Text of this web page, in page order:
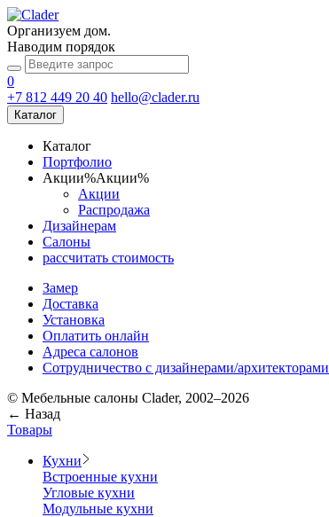
Организуем дом.
Наводим порядок
0
+7 812 449 20 40 hello@clader.ru
Каталог
Каталог
Портфолио
Акции%Акции%
Акции
Распродажа
Дизайнерам
Салоны
рассчитать стоимость
Замер
Доставка
Установка
Оплатить онлайн
Адреса салонов
Сотрудничество с дизайнерами/архитекторами
© Мебельные салоны Clader, 2002–2026
← Назад
Товары
Кухни
Встроенные кухни
Угловые кухни
Модульные кухни